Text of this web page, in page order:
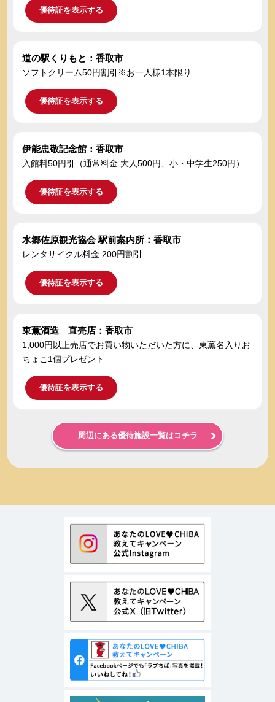
優待証を表示する
道の駅くりもと：香取市
ソフトクリーム50円割引※お一人様1本限り
優待証を表示する
伊能忠敬記念館：香取市
入館料50円引（通常料金 大人500円、小・中学生250円）
優待証を表示する
水郷佐原観光協会 駅前案内所：香取市
レンタサイクル料金 200円割引
優待証を表示する
東薫酒造 直売店：香取市
1,000円以上売店でお買い物いただいた方に、東薫名入りお
ちょこ1個プレゼント
優待証を表示する
周辺にある優待施設一覧はコチラ